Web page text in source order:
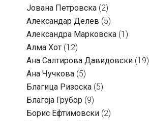
Јована Петровска (2)
Александар Делев (5)
Александра Марковска (1)
Алма Хот (12)
Ана Салтирова Давидовски (19)
Ана Чучкова (5)
Благица Ризоска (5)
Благоја Грубор (9)
Борис Ефтимовски (2)